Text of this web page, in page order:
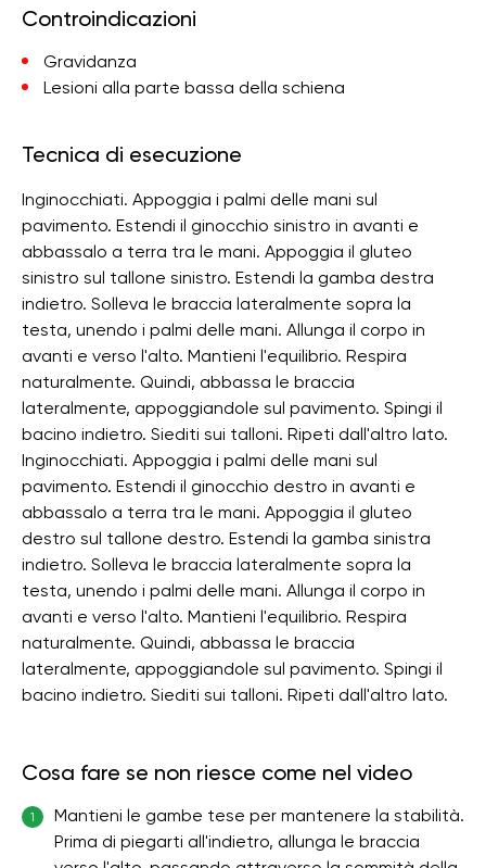
Controindicazioni
Gravidanza
Lesioni alla parte bassa della schiena
Tecnica di esecuzione
Inginocchiati. Appoggia i palmi delle mani sul
pavimento. Estendi il ginocchio sinistro in avanti e
abbassalo a terra tra le mani. Appoggia il gluteo
sinistro sul tallone sinistro. Estendi la gamba destra
indietro. Solleva le braccia lateralmente sopra la
testa, unendo i palmi delle mani. Allunga il corpo in
avanti e verso l'alto. Mantieni l'equilibrio. Respira
naturalmente. Quindi, abbassa le braccia
lateralmente, appoggiandole sul pavimento. Spingi il
bacino indietro. Siediti sui talloni. Ripeti dall'altro lato.
Inginocchiati. Appoggia i palmi delle mani sul
pavimento. Estendi il ginocchio destro in avanti e
abbassalo a terra tra le mani. Appoggia il gluteo
destro sul tallone destro. Estendi la gamba sinistra
indietro. Solleva le braccia lateralmente sopra la
testa, unendo i palmi delle mani. Allunga il corpo in
avanti e verso l'alto. Mantieni l'equilibrio. Respira
naturalmente. Quindi, abbassa le braccia
lateralmente, appoggiandole sul pavimento. Spingi il
bacino indietro. Siediti sui talloni. Ripeti dall'altro lato.
Cosa fare se non riesce come nel video
1
Mantieni le gambe tese per mantenere la stabilità.
Prima di piegarti all'indietro, allunga le braccia